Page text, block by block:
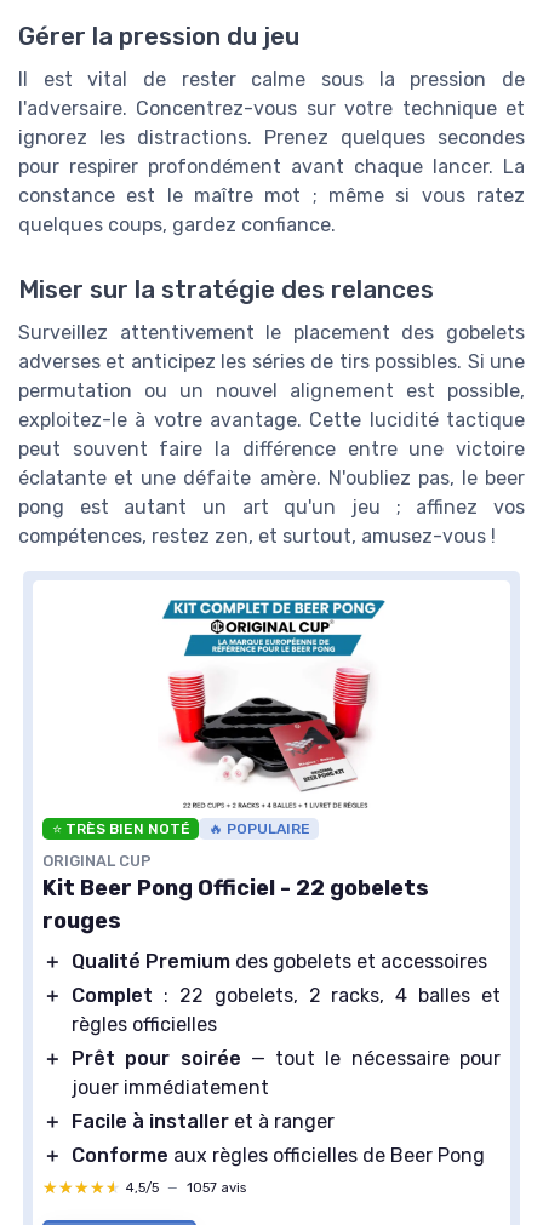
Gérer la pression du jeu
Il est vital de rester calme sous la pression de
l'adversaire. Concentrez-vous sur votre technique et
ignorez les distractions. Prenez quelques secondes
pour respirer profondément avant chaque lancer. La
constance est le maître mot ; même si vous ratez
quelques coups, gardez confiance.
Miser sur la stratégie des relances
Surveillez attentivement le placement des gobelets
adverses et anticipez les séries de tirs possibles. Si une
permutation ou un nouvel alignement est possible,
exploitez-le à votre avantage. Cette lucidité tactique
peut souvent faire la différence entre une victoire
éclatante et une défaite amère. N'oubliez pas, le beer
pong est autant un art qu'un jeu ; affinez vos
compétences, restez zen, et surtout, amusez-vous !
⭐ TRÈS BIEN NOTÉ 🔥 POPULAIRE
ORIGINAL CUP
Kit Beer Pong Officiel - 22 gobelets
rouges
＋ Qualité Premium des gobelets et accessoires
＋
Complet : 22 gobelets, 2 racks, 4 balles et
règles officielles
＋
Prêt pour soirée — tout le nécessaire pour
jouer immédiatement
＋
Facile à installer et à ranger
＋
Conforme aux règles officielles de Beer Pong
★★★★★
★★★★★ 4,5/5 — 1057 avis